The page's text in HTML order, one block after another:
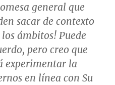
general que
sacar de contexto
ámbitos! Puede
pero creo que
experimentar la
en línea con Su